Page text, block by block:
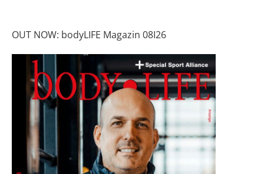
OUT NOW: bodyLIFE Magazin 08I26